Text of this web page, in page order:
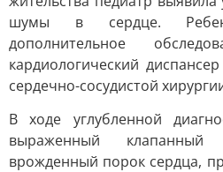
шумы в сердце.
дополнительное
кардиологический
сердечно-сосудистой
В ходе углубленной
выраженный
врожденный порок сердца,